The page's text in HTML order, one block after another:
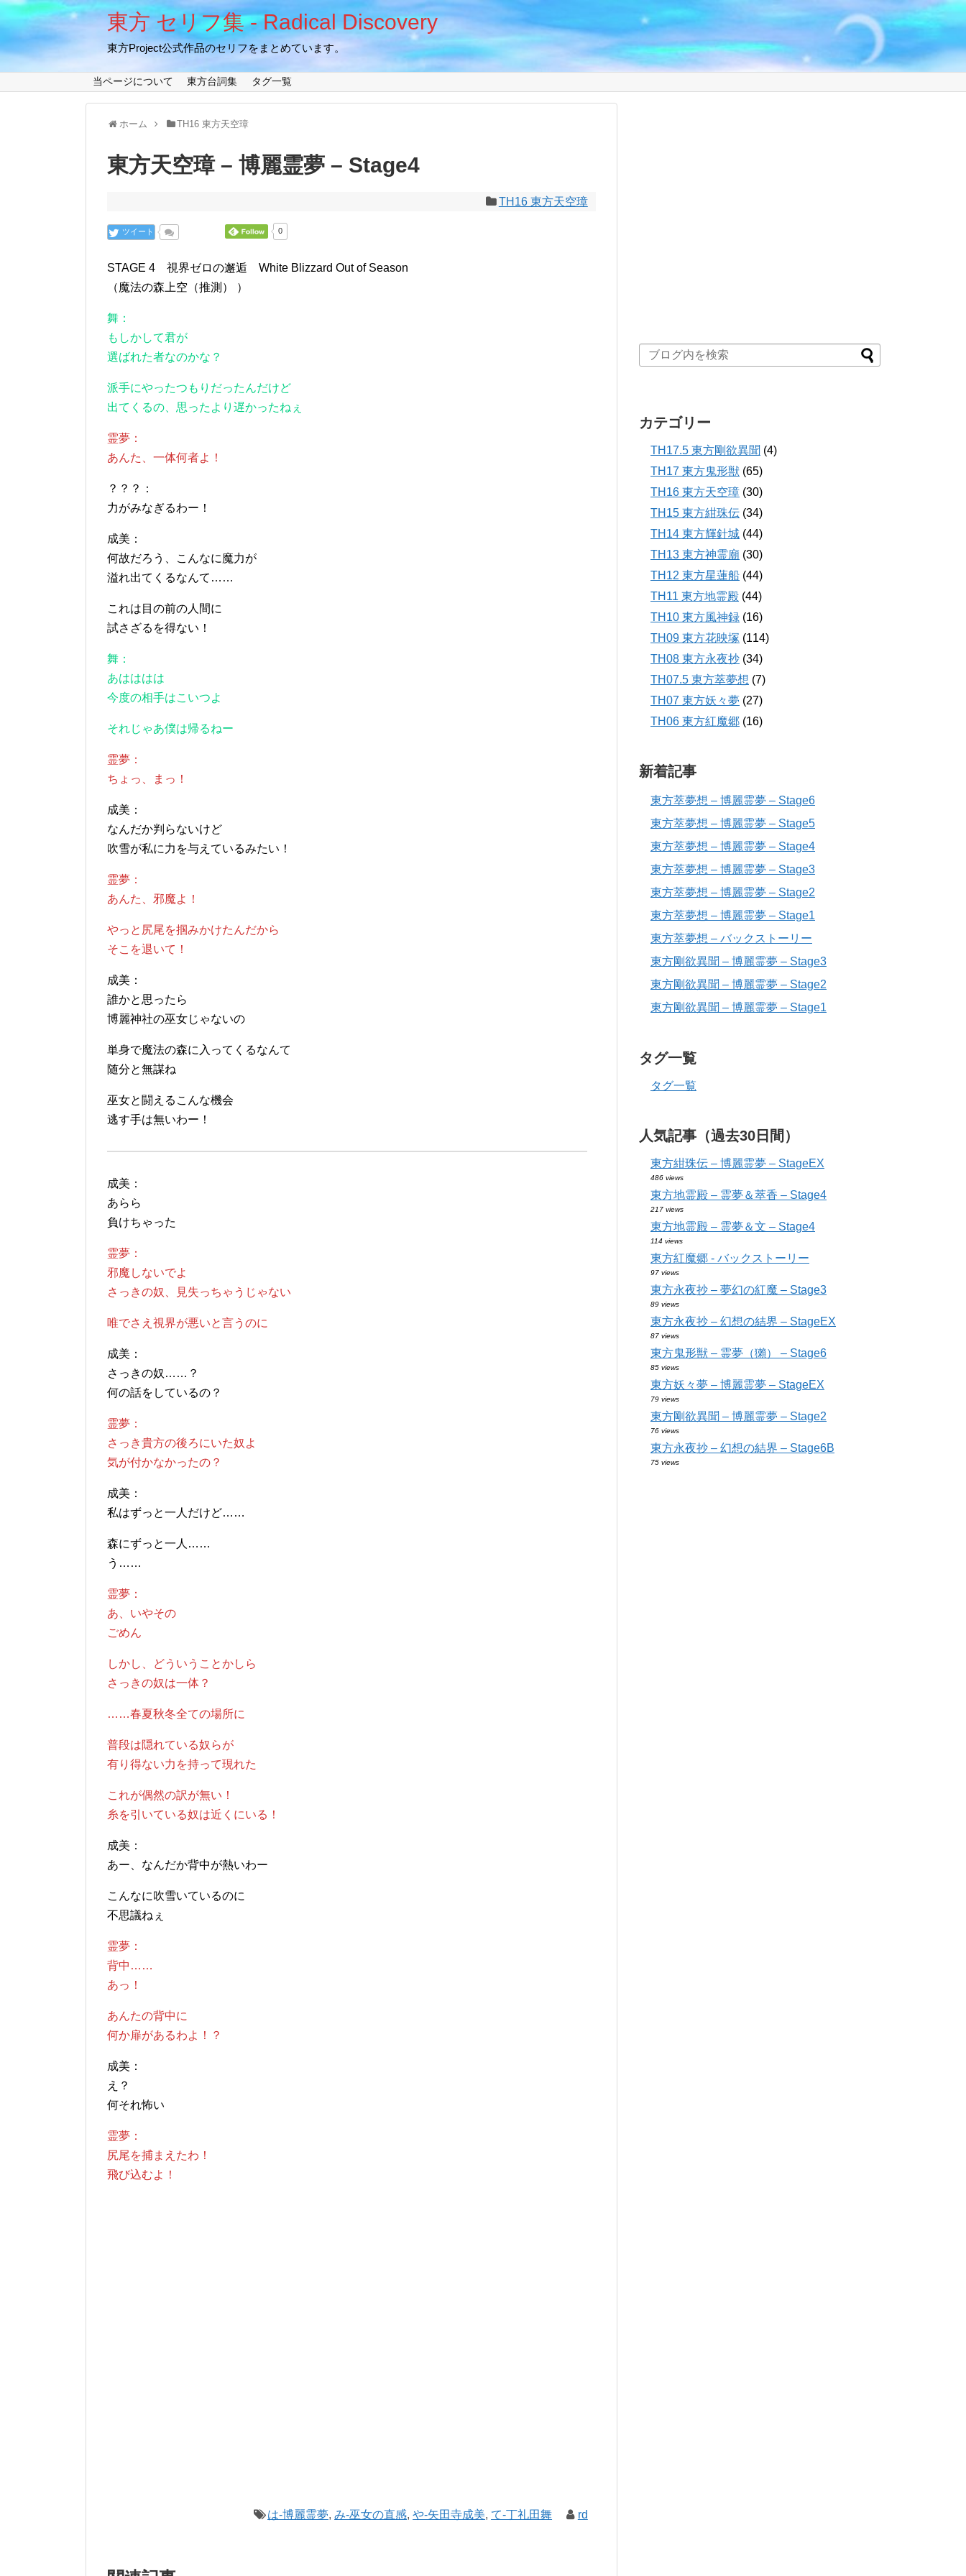
東方 セリフ集 - Radical Discovery
東方Project公式作品のセリフをまとめています。
当ページについて 東方台詞集 タグ一覧
ホーム TH16 東方天空璋
東方天空璋 – 博麗霊夢 – Stage4
TH16 東方天空璋
ツイート 0
STAGE 4 視界ゼロの邂逅 White Blizzard Out of Season
（魔法の森上空（推測） ）
舞：
もしかして君が
選ばれた者なのかな？
派手にやったつもりだったんだけど
出てくるの、思ったより遅かったねぇ
霊夢：
あんた、一体何者よ！
？？？：
力がみなぎるわー！
成美：
何故だろう、こんなに魔力が
溢れ出てくるなんて……
これは目の前の人間に
試さざるを得ない！
舞：
あはははは
今度の相手はこいつよ
それじゃあ僕は帰るねー
霊夢：
ちょっ、まっ！
成美：
なんだか判らないけど
吹雪が私に力を与えているみたい！
霊夢：
あんた、邪魔よ！
やっと尻尾を掴みかけたんだから
そこを退いて！
成美：
誰かと思ったら
博麗神社の巫女じゃないの
単身で魔法の森に入ってくるなんて
随分と無謀ね
巫女と闘えるこんな機会
逃す手は無いわー！
成美：
あらら
負けちゃった
霊夢：
邪魔しないでよ
さっきの奴、見失っちゃうじゃない
唯でさえ視界が悪いと言うのに
成美：
さっきの奴……？
何の話をしているの？
霊夢：
さっき貴方の後ろにいた奴よ
気が付かなかったの？
成美：
私はずっと一人だけど……
森にずっと一人……
う……
霊夢：
あ、いやその
ごめん
しかし、どういうことかしら
さっきの奴は一体？
……春夏秋冬全ての場所に
普段は隠れている奴らが
有り得ない力を持って現れた
これが偶然の訳が無い！
糸を引いている奴は近くにいる！
成美：
あー、なんだか背中が熱いわー
こんなに吹雪いているのに
不思議ねぇ
霊夢：
背中……
あっ！
あんたの背中に
何か扉があるわよ！？
成美：
え？
何それ怖い
霊夢：
尻尾を捕まえたわ！
飛び込むよ！
は-博麗霊夢,み-巫女の直感,や-矢田寺成美, て-丁礼田舞 rd
カテゴリー
TH17.5 東方剛欲異聞 (4)
TH17 東方鬼形獣 (65)
TH16 東方天空璋 (30)
TH15 東方紺珠伝 (34)
TH14 東方輝針城 (44)
TH13 東方神霊廟 (30)
TH12 東方星蓮船 (44)
TH11 東方地霊殿 (44)
TH10 東方風神録 (16)
TH09 東方花映塚 (114)
TH08 東方永夜抄 (34)
TH07.5 東方萃夢想 (7)
TH07 東方妖々夢 (27)
TH06 東方紅魔郷 (16)
新着記事
東方萃夢想 – 博麗霊夢 – Stage6
東方萃夢想 – 博麗霊夢 – Stage5
東方萃夢想 – 博麗霊夢 – Stage4
東方萃夢想 – 博麗霊夢 – Stage3
東方萃夢想 – 博麗霊夢 – Stage2
東方萃夢想 – 博麗霊夢 – Stage1
東方萃夢想 – バックストーリー
東方剛欲異聞 – 博麗霊夢 – Stage3
東方剛欲異聞 – 博麗霊夢 – Stage2
東方剛欲異聞 – 博麗霊夢 – Stage1
タグ一覧
タグ一覧
人気記事（過去30日間）
東方紺珠伝 – 博麗霊夢 – StageEX
486 views
東方地霊殿 – 霊夢＆萃香 – Stage4
217 views
東方地霊殿 – 霊夢＆文 – Stage4
114 views
東方紅魔郷 - バックストーリー
97 views
東方永夜抄 – 夢幻の紅魔 – Stage3
89 views
東方永夜抄 – 幻想の結界 – StageEX
87 views
東方鬼形獣 – 霊夢（獺） – Stage6
85 views
東方妖々夢 – 博麗霊夢 – StageEX
79 views
東方剛欲異聞 – 博麗霊夢 – Stage2
76 views
東方永夜抄 – 幻想の結界 – Stage6B
75 views